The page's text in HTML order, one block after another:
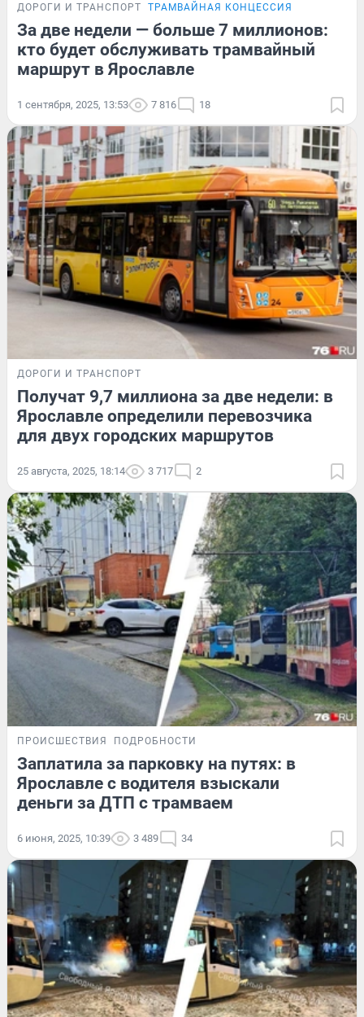
ДОРОГИ И ТРАНСПОРТ ТРАМВАЙНАЯ КОНЦЕССИЯ
За две недели — больше 7 миллионов:
кто будет обслуживать трамвайный
маршрут в Ярославле
1 сентября, 2025, 13:53 7 816 18
ДОРОГИ И ТРАНСПОРТ
Получат 9,7 миллиона за две недели: в
Ярославле определили перевозчика
для двух городских маршрутов
25 августа, 2025, 18:14 3 717 2
ПРОИСШЕСТВИЯ ПОДРОБНОСТИ
Заплатила за парковку на путях: в
Ярославле с водителя взыскали
деньги за ДТП с трамваем
6 июня, 2025, 10:39 3 489 34